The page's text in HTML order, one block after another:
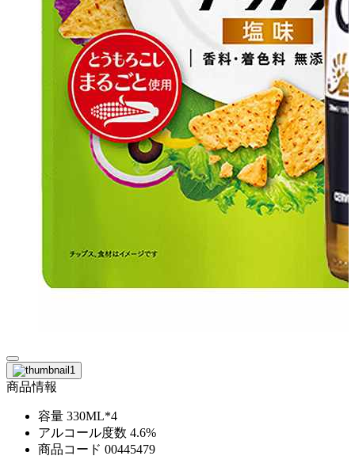
商品情報
容量 330ML*4
アルコール度数 4.6%
商品コード 00445479